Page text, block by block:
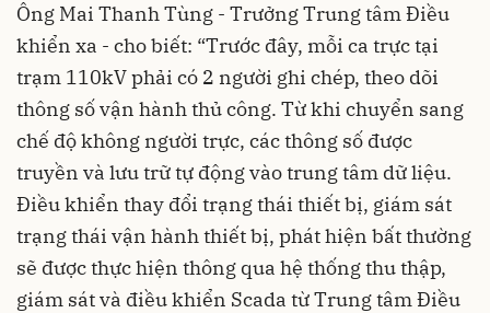
Ông Mai Thanh Tùng - Trưởng Trung tâm Điều
khiển xa - cho biết: “Trước đây, mỗi ca trực tại
trạm 110kV phải có 2 người ghi chép, theo dõi
thông số vận hành thủ công. Từ khi chuyển sang
chế độ không người trực, các thông số được
truyền và lưu trữ tự động vào trung tâm dữ liệu.
Điều khiển thay đổi trạng thái thiết bị, giám sát
trạng thái vận hành thiết bị, phát hiện bất thường
sẽ được thực hiện thông qua hệ thống thu thập,
giám sát và điều khiển Scada từ Trung tâm Điều